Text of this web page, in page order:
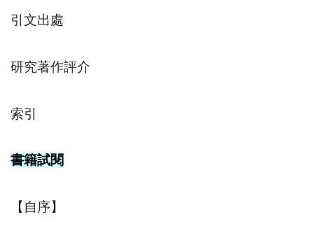
引文出處
研究著作評介
索引
書籍試閱
【自序】